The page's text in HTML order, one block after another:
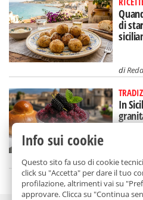
di
di
In
di
Info sui cookie
Questo sito fa uso di cookie
click su "Accetta" per dare il tuo
profilazione, altrimenti vai su
approvare. Clicca su "Continua